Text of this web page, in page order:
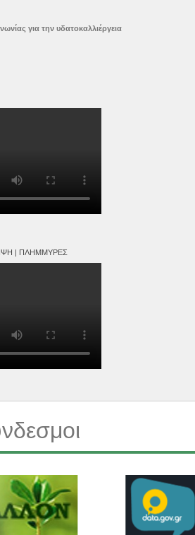
για την υδατοκαλλιέργεια
| ΠΛΗΜΜΎΡΕΣ